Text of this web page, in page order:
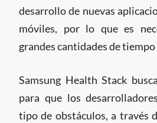
desarrollo de nuevas
móviles, por lo que es
grandes cantidades de
Samsung Health Stack
para que los
tipo de obstáculos, a través